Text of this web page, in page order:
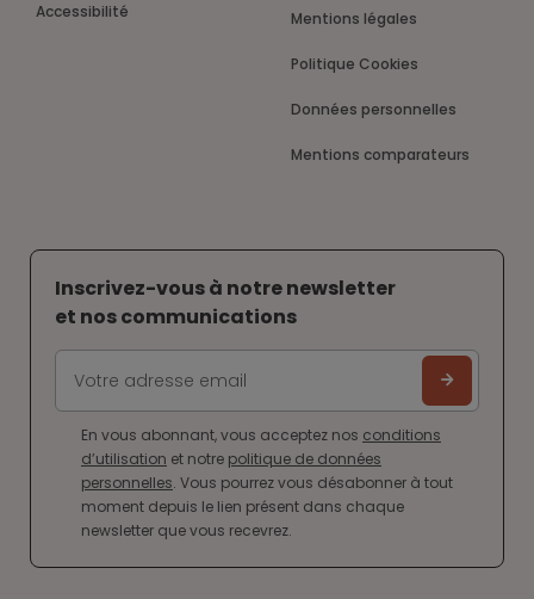
Accessibilité Mentions légales
Politique Cookies
Données personnelles
Mentions comparateurs
Inscrivez-vous à notre newsletter
et nos communications
En vous abonnant, vous acceptez nos conditions
d’utilisation et notre politique de données
personnelles. Vous pourrez vous désabonner à tout
moment depuis le lien présent dans chaque
newsletter que vous recevrez.